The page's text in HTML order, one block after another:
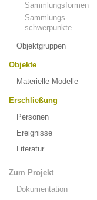
Sammlungsformen
Sammlungs-
schwerpunkte
Objektgruppen
Objekte
Materielle Modelle
Erschließung
Personen
Ereignisse
Literatur
Zum Projekt
Dokumentation